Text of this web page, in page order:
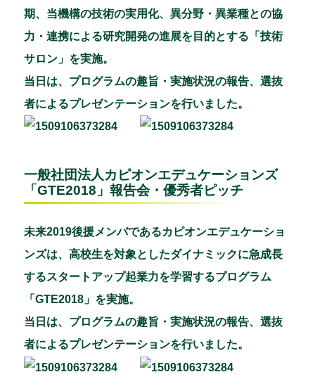
期、当機構の技術の実用化、異分野・異業種との協
力・連携による研究開発の進展を目的とする「技術
サロン」を実施。
当日は、プログラムの趣旨・実施状況の報告、選抜
者によるプレゼンテーションを行いました。
一般社団法人カピオンエデュケーションズ
「GTE2018」報告会・優秀者ピッチ
未来2019後援メンバであるカピオンエデュケーショ
ンズは、高校生を対象としたダイナミックに急成長
するスタートアップ起業力を学習するプログラム
「GTE2018」を実施。
当日は、プログラムの趣旨・実施状況の報告、選抜
者によるプレゼンテーションを行いました。